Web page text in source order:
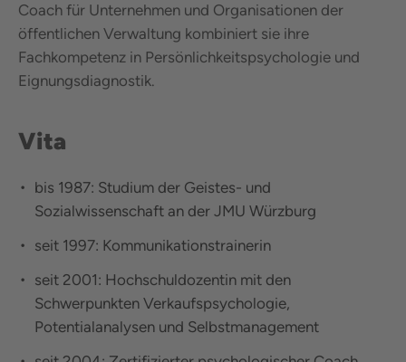
Coach für Unternehmen und Organisationen der
öffentlichen Verwaltung kombiniert sie ihre
Fachkompetenz in Persönlichkeitspsychologie und
Eignungsdiagnostik.
Vita
bis 1987: Studium der Geistes- und
Sozialwissenschaft an der JMU Würzburg
seit 1997: Kommunikationstrainerin
seit 2001: Hochschuldozentin mit den
Schwerpunkten Verkaufspsychologie,
Potentialanalysen und Selbstmanagement